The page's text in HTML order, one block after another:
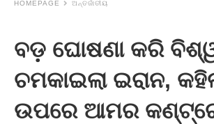
HOMEPAGE ଅନ୍ତର୍ଜାତୀୟ
ବଡ଼ ଘୋଷଣା କରି
ଚମକାଇଲା ଇରାନ,
ଉପରେ ଆମର